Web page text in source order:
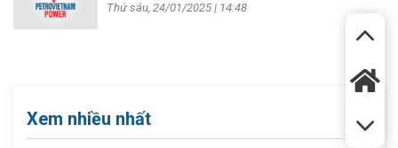
Thứ sáu, 24/01/2025 | 14:48
Xem nhiều nhất